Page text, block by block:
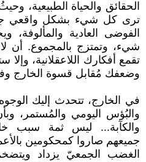
الحقائق والحياة الطبيعية،
ترى كل شيء بشكل واقعي
الفوضى العادية
شيء، وتمتزج بالمجموع. أن
تقمع أفكارك اللاعقلانية،
وضعفك مُقابل قسوة الخارج
في الخارج، تتحدث إليك
والبُؤس اليومي والمُستمر،
والكآبة... ليس ثمة سبب
جميعهم صاروا كمحكومين
الغضب الجمعيّ يزداد